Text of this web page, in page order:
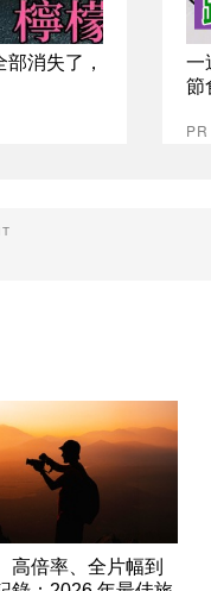
消失了，
一
節
高倍率、全片幅到